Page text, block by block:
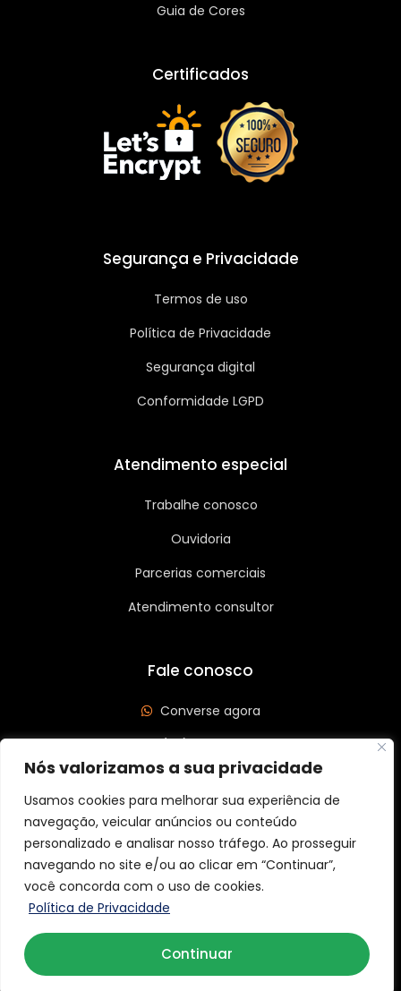
Nós valorizamos a sua privacidade
Usamos cookies para melhorar sua experiência de
navegação, veicular anúncios ou conteúdo
personalizado e analisar nosso tráfego. Ao prosseguir
navegando no site e/ou ao clicar em “Continuar”,
você concorda com o uso de cookies.
Política de Privacidade
Continuar
Guia de Cores
Certificados
Segurança e Privacidade
Termos de uso
Política de Privacidade
Segurança digital
Conformidade LGPD
Atendimento especial
Trabalhe conosco
Ouvidoria
Parcerias comerciais
Atendimento consultor
Fale conosco
Converse agora
(62) 3626-3208
Av. Leste Oeste, Qd 562 Lt 03, St São José, Goiânia/GO
CEP: 74440-185
Copyright © 2026 Aider Graff. Todos os direitos reservados.